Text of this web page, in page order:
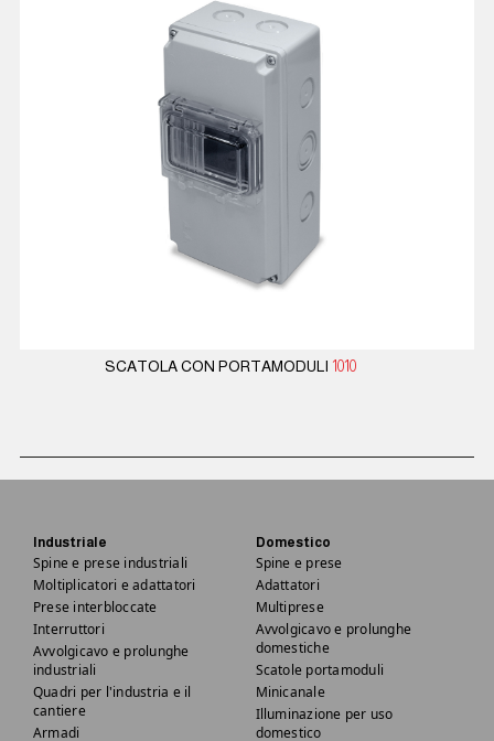
SCATOLA CON PORTAMODULI 1010
Industriale
Spine e prese industriali
Moltiplicatori e adattatori
Prese interbloccate
Interruttori
Avvolgicavo e prolunghe
industriali
Quadri per l'industria e il
cantiere
Armadi
Domestico
Spine e prese
Adattatori
Multiprese
Avvolgicavo e prolunghe
domestiche
Scatole portamoduli
Minicanale
Illuminazione per uso
domestico